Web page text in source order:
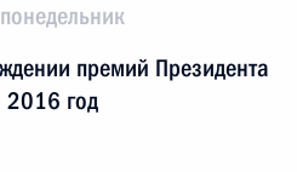
премий Президента
2016 год